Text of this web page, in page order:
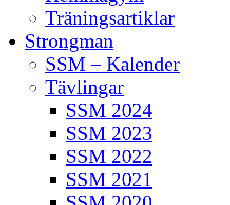
Träningsartiklar
Strongman
SSM – Kalender
Tävlingar
SSM 2024
SSM 2023
SSM 2022
SSM 2021